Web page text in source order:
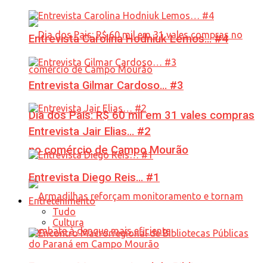
Dia dos Pais: R$ 60 mil em 31 vales compras
no comércio de Campo Mourão
Entrevista Carolina Hodniuk Lemos… #4
Entrevista Gilmar Cardoso… #3
Entrevista Jair Elias… #2
Entrevista Diego Reis… #1
Entretenimento
Tudo
Cultura